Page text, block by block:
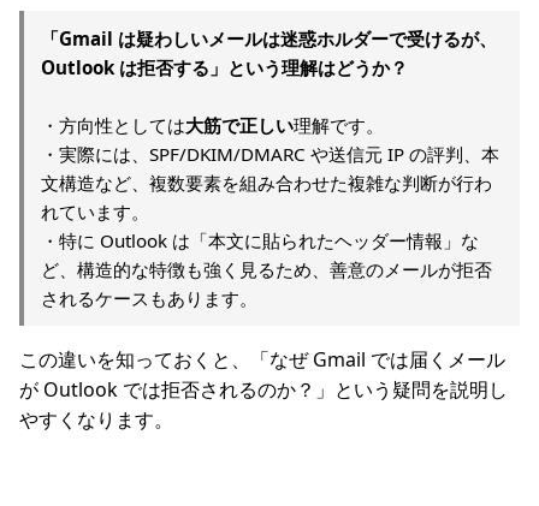
「Gmail は疑わしいメールは迷惑ホルダーで受けるが、
Outlook は拒否する」という理解はどうか？
・方向性としては大筋で正しい理解です。
・実際には、SPF/DKIM/DMARC や送信元 IP の評判、本
文構造など、複数要素を組み合わせた複雑な判断が行わ
れています。
・特に Outlook は「本文に貼られたヘッダー情報」な
ど、構造的な特徴も強く見るため、善意のメールが拒否
されるケースもあります。
この違いを知っておくと、「なぜ Gmail では届くメール
が Outlook では拒否されるのか？」という疑問を説明し
やすくなります。